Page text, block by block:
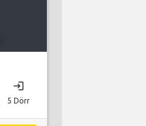
login
5 Dörr